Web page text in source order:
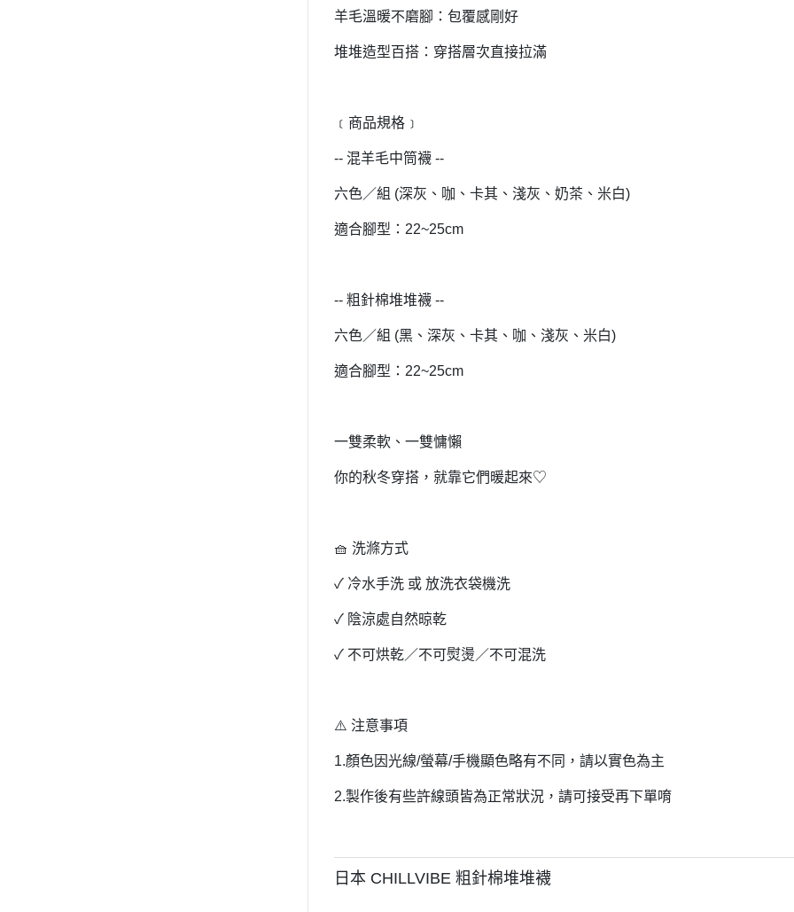
羊毛溫暖不磨腳：包覆感剛好
堆堆造型百搭：穿搭層次直接拉滿
﹝商品規格﹞
-- 混羊毛中筒襪 --
六色／組 (深灰、咖、卡其、淺灰、奶茶、米白)
適合腳型：22~25cm
-- 粗針棉堆堆襪 --
六色／組 (黑、深灰、卡其、咖、淺灰、米白)
適合腳型：22~25cm
一雙柔軟、一雙慵懶
你的秋冬穿搭，就靠它們暖起來♡
🧺 洗滌方式
✓ 冷水手洗 或 放洗衣袋機洗
✓ 陰涼處自然晾乾
✓ 不可烘乾／不可熨燙／不可混洗
⚠️ 注意事項
1.顏色因光線/螢幕/手機顯色略有不同，請以實色為主
2.製作後有些許線頭皆為正常狀況，請可接受再下單唷
日本 CHILLVIBE 粗針棉堆堆襪